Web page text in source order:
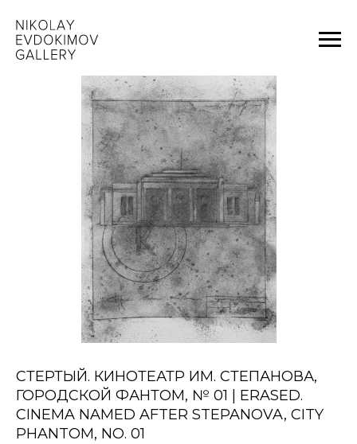
СТЕРТЫЙ. КИНОТЕАТР ИМ. СТЕПАНОВА,
ГОРОДСКОЙ ФАНТОМ, № 01 | ERASED.
CINEMA NAMED AFTER STEPANOVA, CITY
PHANTOM, NO. 01